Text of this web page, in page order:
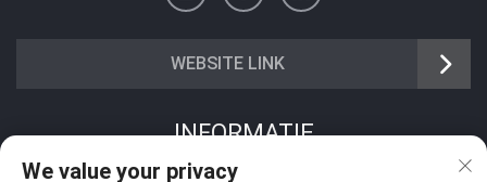
WEBSITE LINK
INFORMATIE
We value your privacy